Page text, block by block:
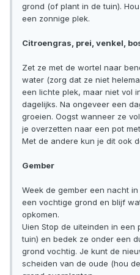
grond (of plant in de tuin).
een zonnige plek.
Citroengras, prei, venkel,
Zet ze met de wortel naar
water (zorg dat ze niet
een lichte plek, maar niet vol
dagelijks. Na ongeveer een
groeien. Oogst wanneer ze
je overzetten naar een pot
Met de andere kun je dit ook
Gember
Week de gember een nacht
een vochtige grond en blijf
opkomen.
Uien Stop de uiteinden in
tuin) en bedek ze onder een
grond vochtig. Je kunt de
scheiden van de oude (hou